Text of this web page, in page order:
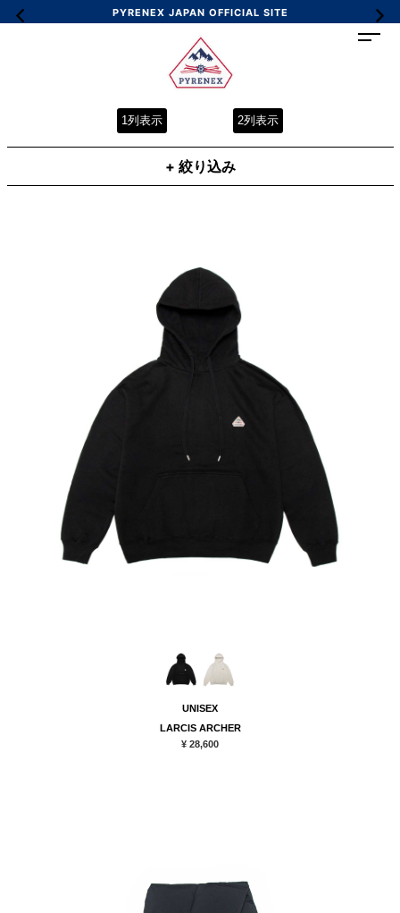
PYRENEX JAPAN OFFICIAL SITE
1列表示 2列表示
+ 絞り込み
UNISEX
LARCIS ARCHER
¥ 28,600